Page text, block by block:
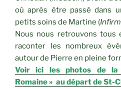
où après être passé dans
petits soins de Martine (
Nous nous retrouvons tous
raconter les nombreux
autour de Pierre en pleine
Voir ici les photos de la
Romaine » au départ de St-